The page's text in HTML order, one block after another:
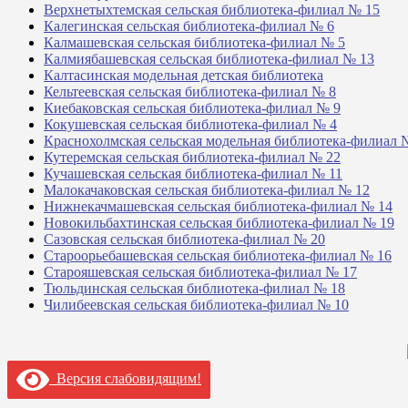
Верхнетыхтемская сельская библиотека-филиал № 15
Калегинская сельская библиотека-филиал № 6
Калмашевская сельская библиотека-филиал № 5
Калмиябашевская сельская библиотека-филиал № 13
Калтасинская модельная детская библиотека
Кельтеевская сельская библиотека-филиал № 8
Киебаковская сельская библиотека-филиал № 9
Кокушевская сельская библиотека-филиал № 4
Краснохолмская сельская модельная библиотека-филиал
Кутеремская сельская библиотека-филиал № 22
Кучашевская сельская библиотека-филиал № 11
Малокачаковская сельская библиотека-филиал № 12
Нижнекачмашевская сельская библиотека-филиал № 14
Новокильбахтинская сельская библиотека-филиал № 19
Сазовская сельская библиотека-филиал № 20
Староорьебашевская сельская библиотека-филиал № 16
Старояшевская сельская библиотека-филиал № 17
Тюльдинская сельская библиотека-филиал № 18
Чилибеевская сельская библиотека-филиал № 10
Версия слабовидящим!